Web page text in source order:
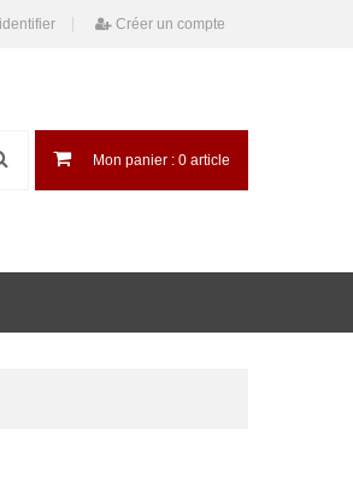
Créer un compte
Mon panier : 0 article